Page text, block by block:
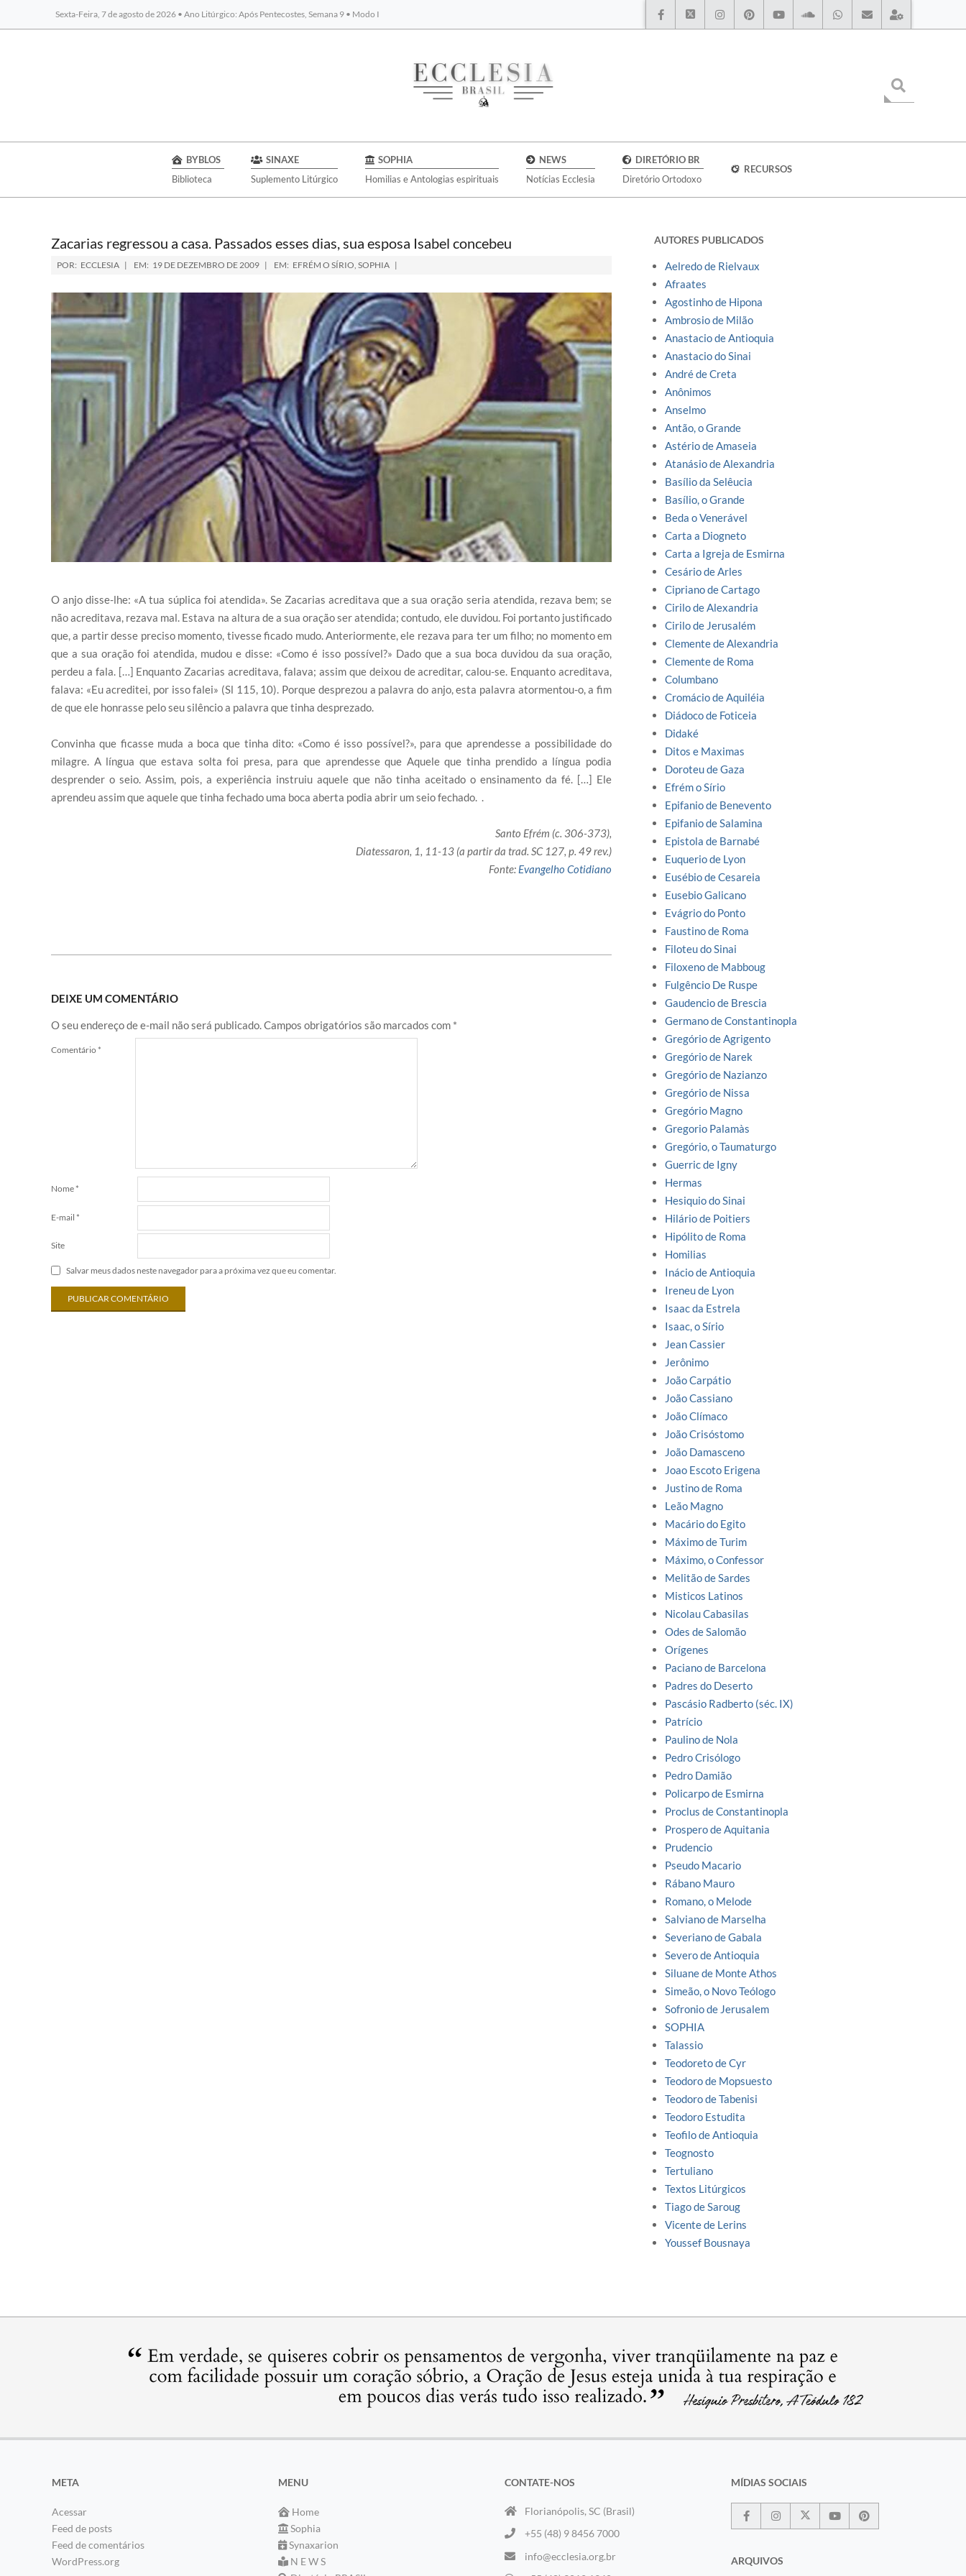
Sexta-Feira, 7 de agosto de 2026 • Ano Litúrgico: Após Pentecostes, Semana 9 • Modo I
BYBLOS
BYBLOS
Biblioteca
SINAXE
Suplemento Litúrgico
SOPHIA
Homilias e Antologias espirituais
NEWS
Notícias Ecclesia
DIRETÓRIO BR
Diretório Ortodoxo
RECURSOS
Zacarias regressou a casa. Passados esses dias, sua esposa Isabel concebeu
POR: ECCLESIA EM: 19 DE DEZEMBRO DE 2009 EM: EFRÉM O SÍRIO, SOPHIA
O anjo disse-lhe: «A tua súplica foi atendida». Se Zacarias acreditava que a sua oração seria atendida, rezava bem; se
não acreditava, rezava mal. Estava na altura de a sua oração ser atendida; contudo, ele duvidou. Foi portanto justificado
que, a partir desse preciso momento, tivesse ficado mudo. Anteriormente, ele rezava para ter um filho; no momento em
que a sua oração foi atendida, mudou e disse: «Como é isso possível?» Dado que a sua boca duvidou da sua oração,
perdeu a fala. […] Enquanto Zacarias acreditava, falava; assim que deixou de acreditar, calou-se. Enquanto acreditava,
falava: «Eu acreditei, por isso falei» (Sl 115, 10). Porque desprezou a palavra do anjo, esta palavra atormentou-o, a fim
de que ele honrasse pelo seu silêncio a palavra que tinha desprezado.
Convinha que ficasse muda a boca que tinha dito: «Como é isso possível?», para que aprendesse a possibilidade do
milagre. A língua que estava solta foi presa, para que aprendesse que Aquele que tinha prendido a língua podia
desprender o seio. Assim, pois, a experiência instruiu aquele que não tinha aceitado o ensinamento da fé. […] Ele
aprendeu assim que aquele que tinha fechado uma boca aberta podia abrir um seio fechado. .
Santo Efrém (c. 306-373),
Diatessaron, 1, 11-13 (a partir da trad. SC 127, p. 49 rev.)
Fonte: Evangelho Cotidiano
DEIXE UM COMENTÁRIO
O seu endereço de e-mail não será publicado.Campos obrigatórios são marcados com *
Comentário *
Nome *
E-mail *
Site
Salvar meus dados neste navegador para a próxima vez que eu comentar.
AUTORES PUBLICADOS
Aelredo de Rielvaux
Afraates
Agostinho de Hipona
Ambrosio de Milão
Anastacio de Antioquia
Anastacio do Sinai
André de Creta
Anônimos
Anselmo
Antão, o Grande
Astério de Amaseia
Atanásio de Alexandria
Basílio da Selêucia
Basílio, o Grande
Beda o Venerável
Carta a Diogneto
Carta a Igreja de Esmirna
Cesário de Arles
Cipriano de Cartago
Cirilo de Alexandria
Cirilo de Jerusalém
Clemente de Alexandria
Clemente de Roma
Columbano
Cromácio de Aquiléia
Diádoco de Foticeia
Didaké
Ditos e Maximas
Doroteu de Gaza
Efrém o Sírio
Epifanio de Benevento
Epifanio de Salamina
Epistola de Barnabé
Euquerio de Lyon
Eusébio de Cesareia
Eusebio Galicano
Evágrio do Ponto
Faustino de Roma
Filoteu do Sinai
Filoxeno de Mabboug
Fulgêncio De Ruspe
Gaudencio de Brescia
Germano de Constantinopla
Gregório de Agrigento
Gregório de Narek
Gregório de Nazianzo
Gregório de Nissa
Gregório Magno
Gregorio Palamàs
Gregório, o Taumaturgo
Guerric de Igny
Hermas
Hesiquio do Sinai
Hilário de Poitiers
Hipólito de Roma
Homilias
Inácio de Antioquia
Ireneu de Lyon
Isaac da Estrela
Isaac, o Sírio
Jean Cassier
Jerônimo
João Carpátio
João Cassiano
João Clímaco
João Crisóstomo
João Damasceno
Joao Escoto Erigena
Justino de Roma
Leão Magno
Macário do Egito
Máximo de Turim
Máximo, o Confessor
Melitão de Sardes
Misticos Latinos
Nicolau Cabasilas
Odes de Salomão
Orígenes
Paciano de Barcelona
Padres do Deserto
Pascásio Radberto (séc. IX)
Patrício
Paulino de Nola
Pedro Crisólogo
Pedro Damião
Policarpo de Esmirna
Proclus de Constantinopla
Prospero de Aquitania
Prudencio
Pseudo Macario
Rábano Mauro
Romano, o Melode
Salviano de Marselha
Severiano de Gabala
Severo de Antioquia
Siluane de Monte Athos
Simeão, o Novo Teólogo
Sofronio de Jerusalem
SOPHIA
Talassio
Teodoreto de Cyr
Teodoro de Mopsuesto
Teodoro de Tabenisi
Teodoro Estudita
Teofilo de Antioquia
Teognosto
Tertuliano
Textos Litúrgicos
Tiago de Saroug
Vicente de Lerins
Youssef Bousnaya
META
Acessar
Feed de posts
Feed de comentários
WordPress.org
MENU
Home
Sophia
Synaxarion
N E W S
CONTATE-NOS
Florianópolis, SC (Brasil)
+55 (48) 9 8456 7000
info@ecclesia.org.br
MÍDIAS SOCIAIS
ARQUIVOS